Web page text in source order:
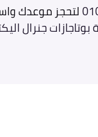
لتحجز موعدك
بوتاجازات جنرال